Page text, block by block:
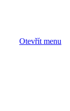
Otevřít menu